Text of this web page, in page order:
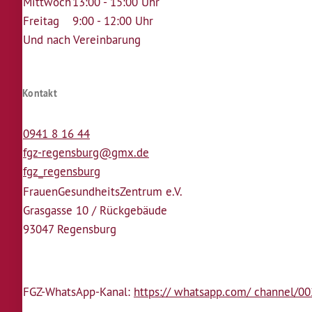
Freitag
9:00 - 12:00 Uhr
Und nach Vereinbarung
Kontakt
0941 8 16 44
fgz-regensburg@gmx.de
fgz_regensburg
Frauen­Gesundheits­Zentrum e.V.
Grasgasse 10 / Rückgebäude
93047 Regensburg
FGZ-WhatsApp-Kanal: https:// whatsapp.com/ channel/